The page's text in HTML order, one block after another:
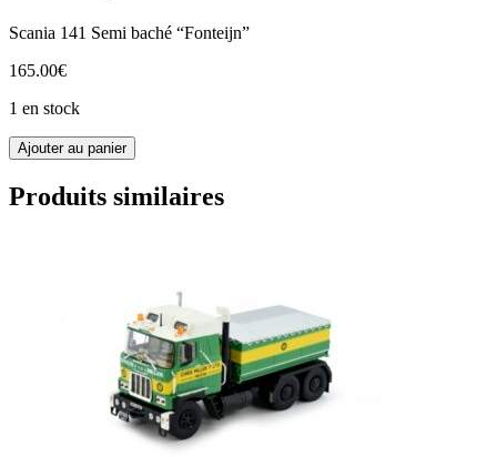
Scania 141 Semi baché “Fonteijn”
165.00€
1 en stock
quantité
de
81886
Tekno
Ajouter au panier
Produits similaires